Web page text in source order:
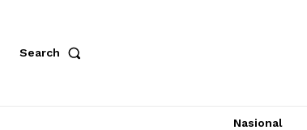
Search
Nasional